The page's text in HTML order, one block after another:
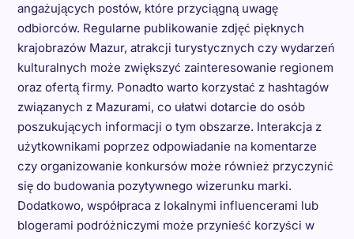
angażujących postów, które przyciągną uwagę
odbiorców. Regularne publikowanie zdjęć pięknych
krajobrazów Mazur, atrakcji turystycznych czy wydarzeń
kulturalnych może zwiększyć zainteresowanie regionem
oraz ofertą firmy. Ponadto warto korzystać z hashtagów
związanych z Mazurami, co ułatwi dotarcie do osób
poszukujących informacji o tym obszarze. Interakcja z
użytkownikami poprzez odpowiadanie na komentarze
czy organizowanie konkursów może również przyczynić
się do budowania pozytywnego wizerunku marki.
Dodatkowo, współpraca z lokalnymi influencerami lub
blogerami podróżniczymi może przynieść korzyści w